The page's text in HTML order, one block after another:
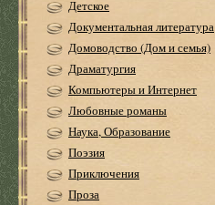
Детское
Документальная литература
Домоводство (Дом и семья)
Драматургия
Компьютеры и Интернет
Любовные романы
Наука, Образование
Поэзия
Приключения
Проза